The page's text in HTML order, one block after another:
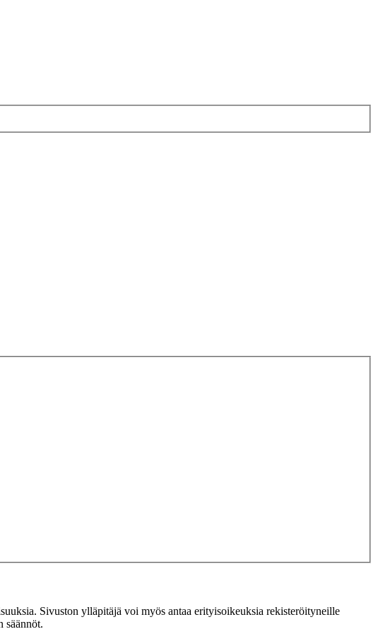
Sivuston ylläpitäjä voi myös antaa erityisoikeuksia rekisteröityneille
säännöt.